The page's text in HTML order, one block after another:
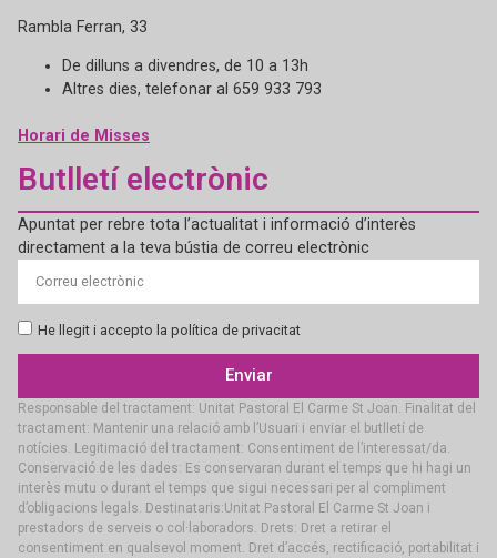
Rambla Ferran, 33
De dilluns a divendres, de 10 a 13h
Altres dies, telefonar al 659 933 793
Horari de Misses
Butlletí electrònic
Apuntat per rebre tota l’actualitat i informació d’interès
directament a la teva bústia de correu electrònic
He llegit i accepto la política de privacitat
Enviar
Responsable del tractament: Unitat Pastoral El Carme St Joan. Finalitat del
tractament: Mantenir una relació amb l’Usuari i enviar el butlletí de
notícies. Legitimació del tractament: Consentiment de l’interessat/da.
Conservació de les dades: Es conservaran durant el temps que hi hagi un
interès mutu o durant el temps que sigui necessari per al compliment
d’obligacions legals. Destinataris:Unitat Pastoral El Carme St Joan i
prestadors de serveis o col·laboradors. Drets: Dret a retirar el
consentiment en qualsevol moment. Dret d’accés, rectificació, portabilitat i